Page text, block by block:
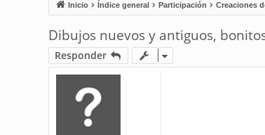
Inicio Índice general Participación Creaciones
Dibujos nuevos y antiguos,
Responder